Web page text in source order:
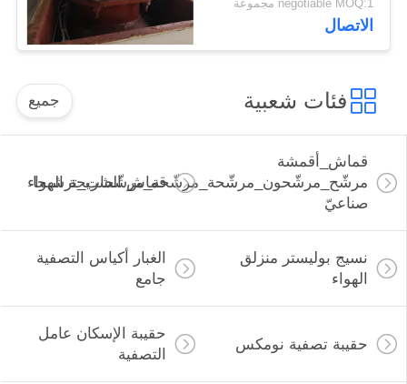
negotiable MOQ:1 مجموعة
الاتصال
فئات شعبية جميع
قماش_أقمشة
مرشّح_مرشّحون_مرشّحة_مرشّحة_مرشّحات_ترشيحا
صناعيّ
قماش الشريحة الهواء
نسيج بوليستر منزلق
الهواء
الغبار أكياس التصفية
جامع
حقيبة تصفية نومكس
حقيبة الإسكان عامل
التصفية